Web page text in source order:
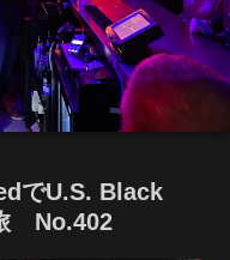
でU.S. Black
No.402